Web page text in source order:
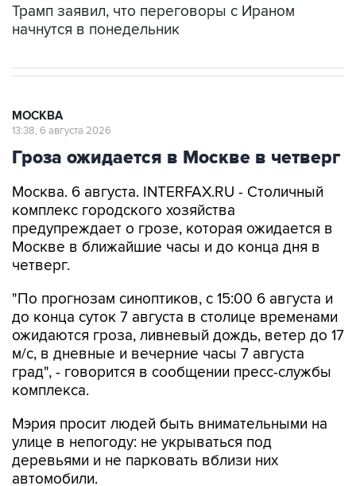
Трамп заявил, что переговоры с Ираном
начнутся в понедельник
МОСКВА
13:38, 6 августа 2026
Гроза ожидается в Москве в четверг
Москва. 6 августа. INTERFAX.RU - Столичный
комплекс городского хозяйства
предупреждает о грозе, которая ожидается в
Москве в ближайшие часы и до конца дня в
четверг.
"По прогнозам синоптиков, с 15:00 6 августа и
до конца суток 7 августа в столице временами
ожидаются гроза, ливневый дождь, ветер до 17
м/с, в дневные и вечерние часы 7 августа
град", - говорится в сообщении пресс-службы
комплекса.
Мэрия просит людей быть внимательными на
улице в непогоду: не укрываться под
деревьями и не парковать вблизи них
автомобили.